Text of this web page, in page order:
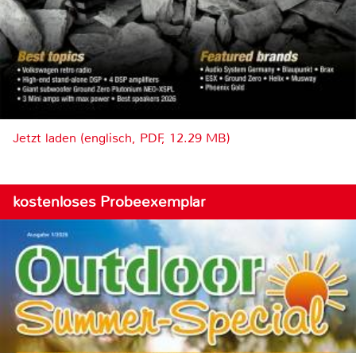
Jetzt laden (englisch, PDF, 12.29 MB)
kostenloses Probeexemplar